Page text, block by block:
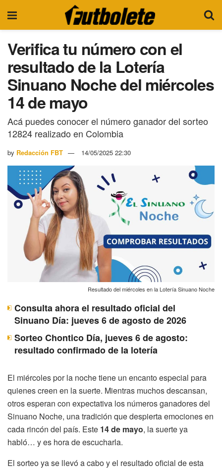
Verifica tu número con el
resultado de la Lotería
Sinuano Noche del miércoles
14 de mayo
Acá puedes conocer el número ganador del sorteo
12824 realizado en Colombia
by Redacción FBT 14/05/2025 22:30
Resultado del miércoles en la Lotería Sinuano Noche
Consulta ahora el resultado oficial del
Sinuano Día: jueves 6 de agosto de 2026
Sorteo Chontico Día, jueves 6 de agosto:
resultado confirmado de la lotería
El miércoles por la noche tiene un encanto especial para
quienes creen en la suerte. Mientras muchos descansan,
otros esperan con expectativa los números ganadores del
Sinuano Noche, una tradición que despierta emociones en
cada rincón del país. Este 14 de mayo, la suerte ya
habló… y es hora de escucharla.
El sorteo ya se llevó a cabo y el resultado oficial de esta